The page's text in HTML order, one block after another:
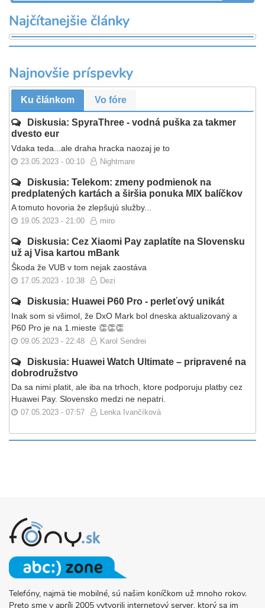
Najčítanejšie články
Najnovšie príspevky
Ku článkom Vo fóre
Diskusia: SpyraThree - vodná puška za takmer
dvesto eur
Vdaka teda...ale draha hracka naozaj je to
23.05.2023 - 00:10 Nightmare
Diskusia: Telekom: zmeny podmienok na
predplatených kartách a širšia ponuka MIX balíčkov
A tomuto hovoria že zlepšujú služby...
19.05.2023 - 21:00 miro
Diskusia: Cez Xiaomi Pay zaplatíte na Slovensku
už aj Visa kartou mBank
Škoda že VUB v tom nejak zaostáva
17.05.2023 - 10:38 Dezi
Diskusia: Huawei P60 Pro - perleťový unikát
Inak som si všimol, že DxO Mark bol dneska aktualizovaný a
P60 Pro je na 1.mieste 👏👏👏
09.05.2023 - 22:48 Karol Sendrei
Diskusia: Huawei Watch Ultimate – pripravené na
dobrodružstvo
Da sa nimi platit, ale iba na trhoch, ktore podporuju platby cez
Huawei Pay. Slovensko medzi ne nepatri.
07.05.2023 - 07:57 Lenka Ivančíková
O
Telefóny, najmä tie mobilné, sú našim koníčkom už mnoho rokov.
Preto sme v apríli 2005 vytvorili internetový server, ktorý sa im